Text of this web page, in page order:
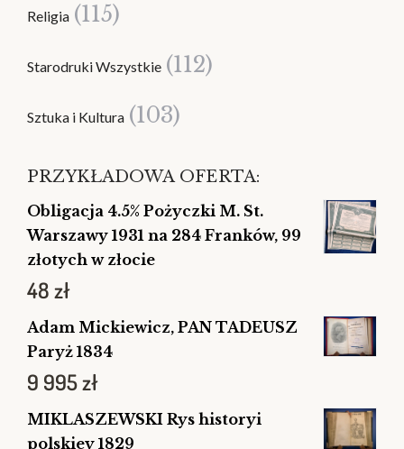
Religia (115)
Starodruki Wszystkie (112)
Sztuka i Kultura (103)
PRZYKŁADOWA OFERTA:
Obligacja 4.5% Pożyczki M. St.
Warszawy 1931 na 284 Franków, 99
złotych w złocie
48zł
Adam Mickiewicz, PAN TADEUSZ
Paryż 1834
9 995zł
MIKLASZEWSKI Rys historyi
polskiey 1829